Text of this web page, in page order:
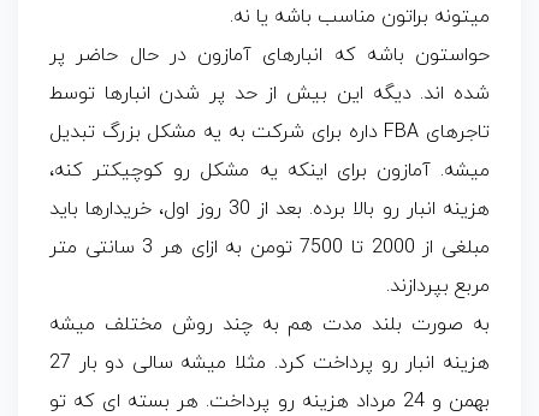
میتونه براتون مناسب باشه یا نه.
حواستون باشه که انبارهای آمازون در حال حاضر پر
شده اند. دیگه این بیش از حد پر شدن انبارها توسط
تاجرهای FBA داره برای شرکت به یه مشکل بزرگ تبدیل
میشه. آمازون برای اینکه یه مشکل رو کوچیکتر کنه،
هزینه انبار رو بالا برده. بعد از 30 روز اول، خریدارها باید
مبلغی از 2000 تا 7500 تومن به ازای هر 3 سانتی متر
مربع بپردازند.
به صورت بلند مدت هم به چند روش مختلف میشه
هزینه انبار رو پرداخت کرد. مثلا میشه سالی دو بار 27
بهمن و 24 مرداد هزینه رو پرداخت. هر بسته ای که تو